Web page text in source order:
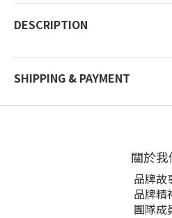
DESCRIPTION
SHIPPING & PAYMENT
關於我
品牌故
品牌精
團隊成